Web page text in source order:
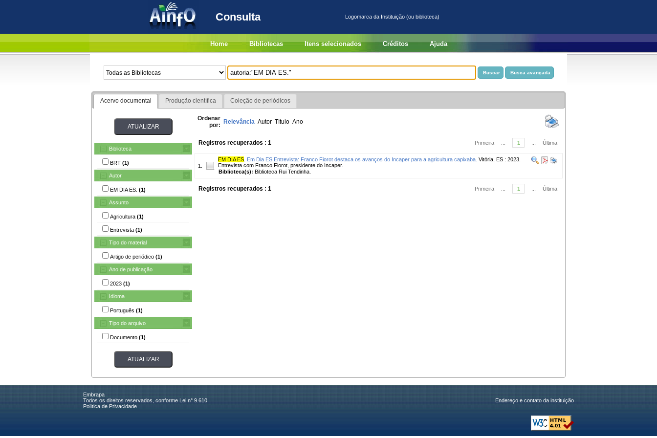
Consulta Logomarca da Instituição (ou biblioteca)
Home Bibliotecas Itens selecionados Créditos Ajuda
Acervo documental Produção científica Coleção de periódicos
Biblioteca
BRT (1)
Autor
EM DIA ES. (1)
Assunto
Agricultura (1)
Entrevista (1)
Tipo do material
Artigo de periódico (1)
Ano de publicação
2023 (1)
Idioma
Português (1)
Tipo do arquivo
Documento (1)
Ordenar
por: Relevância Autor Título Ano
Registros recuperados : 1 Primeira 1 Última
1.
EM DIA ES Em Dia ES Entrevista: Franco Fiorot destaca os avanços do Incaper para a agricultura capixaba. Vitória, ES : 2023.
Entrevista com Franco Fiorot, presidente do Incaper.
Biblioteca(s): Biblioteca Rui Tendinha.
Registros recuperados : 1 Primeira 1 Última
Embrapa
Todos os direitos reservados, conforme Lei n° 9.610
Política de Privacidade
Endereço e contato da instituição